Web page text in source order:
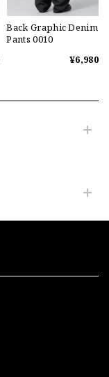
Back Graphic Denim
Pants 0010
¥6,980